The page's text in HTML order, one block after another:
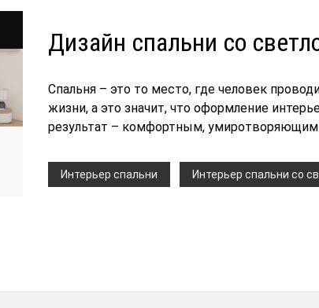
Дизайн спальни со
Спальня – это то место, где человек
жизни, а это значит, что оформление
результат – комфортным,
Интерьер спальни Интерьер спальни со